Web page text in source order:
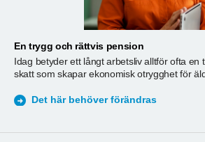
En trygg och rättvis pension
Idag betyder ett långt arbetsliv alltför ofta en
skatt som skapar ekonomisk otrygghet för
Det här behöver förändras